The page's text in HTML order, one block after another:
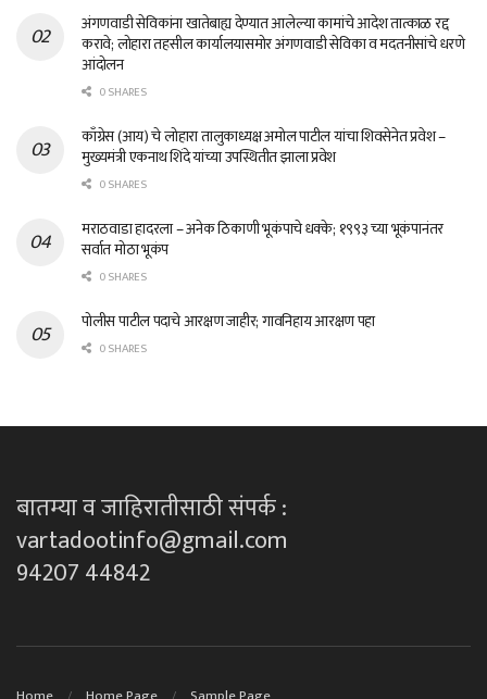
अंगणवाडी सेविकांना खातेबाह्य देण्यात आलेल्या कामांचे आदेश तात्काळ रद्द
करावे; लोहारा तहसील कार्यालयासमोर अंगणवाडी सेविका व मदतनीसांचे धरणे
आंदोलन
0 SHARES
काँग्रेस (आय) चे लोहारा तालुकाध्यक्ष अमोल पाटील यांचा शिवसेनेत प्रवेश –
मुख्यमंत्री एकनाथ शिंदे यांच्या उपस्थितीत झाला प्रवेश
0 SHARES
मराठवाडा हादरला – अनेक ठिकाणी भूकंपाचे धक्के; १९९३ च्या भूकंपानंतर
सर्वात मोठा भूकंप
0 SHARES
पोलीस पाटील पदाचे आरक्षण जाहीर; गावनिहाय आरक्षण पहा
0 SHARES
बातम्या व जाहिरातीसाठी संपर्क :
vartadootinfo@gmail.com
94207 44842